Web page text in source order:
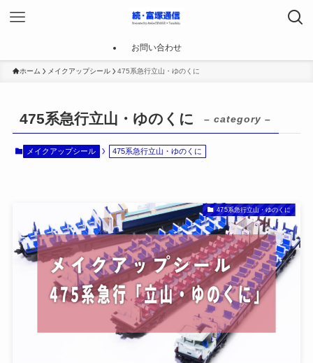
お問い合わせ
ホーム メイクアップシール 475系急行立山・ゆのくに
475系急行立山・ゆのくに – category –
メイクアップシール 475系急行立山・ゆのくに
475系急行立山・ゆのくに